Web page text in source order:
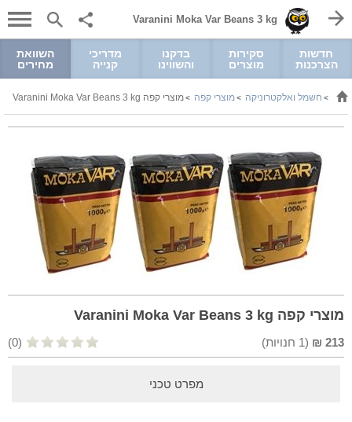
Varanini Moka Var Beans 3 kg
חדשות
הצרכנות
סקירות
מוצרים
בדקנו
והשווינו
מדריכי
קנייה
השוואת
מחירים
> חשמל ואלקטרוניקה >מוצרי קפה >מוצרי קפה Varanini Moka Var Beans 3 kg
מוצרי קפה Varanini Moka Var Beans 3 kg
213
₪
(
1 חנויות) (0)
מפרט טכני